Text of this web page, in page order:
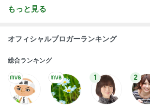
もっと見る
オフィシャルブロガーランキング
総合ランキング
1 2